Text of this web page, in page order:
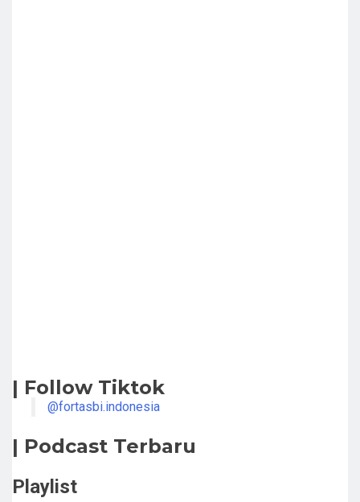
| Follow Tiktok
@fortasbi.indonesia
| Podcast Terbaru
Playlist